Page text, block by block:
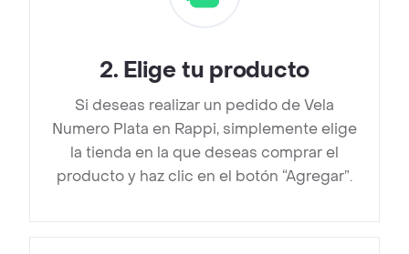
2. Elige tu producto
Si deseas realizar un pedido de Vela
Numero Plata en Rappi, simplemente elige
la tienda en la que deseas comprar el
producto y haz clic en el botón “Agregar”.